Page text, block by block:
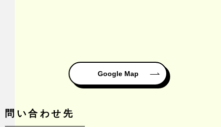
Google Map
問い合わせ先